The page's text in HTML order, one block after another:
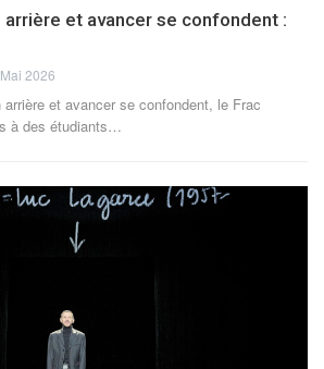
et avancer se confondent :
2026
et avancer se confondent, le Frac
à des étudiants…